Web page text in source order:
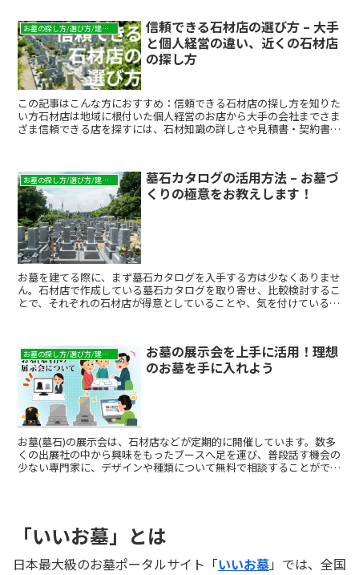
お墓の探し方/選び方/建て方
信頼できる石材店の選び方 – 大手
と個人経営の違い、近くの石材店
の探し方
この記事はこんな方におすすめ：信頼できる石材店の探し方を知りた
い方石材店は地域に根付いた個人経営のお店から大手の会社までさま
ざま信頼できる店を探すには、石材知識の詳しさや見積書・契約書の
お墓の探し方/選び方/建て方
墓石カタログの活用方法 – お墓づ
くりの極意をお教えします！
お墓を建てる際に、まず墓石カタログを入手する方は少なくありませ
ん。石材店で作成している墓石カタログを取り寄せ、比較検討するこ
とで、それぞれの石材店が得意としていることや、気を付けているこ
お墓の探し方/選び方/建て方
お墓の展示会を上手に活用！理想
のお墓を手に入れよう
お墓(墓石)の展示会は、石材店などが定期的に開催しています。数多
くの出展社の中から興味をもったブースへ足を運び、普段話す機会の
少ない専門家に、デザインや種類について無料で相談することができ
自分たちの希望に合わせた墓石を、納得したうえで購入することがで
きるでしょう。この記事では、これから墓石を購入しようと考えてい
る方に向けて、展示会でのお墓の選び方について紹介します。
「いいお墓」とは
日本最大級のお墓ポータルサイト「いいお墓」では、全国